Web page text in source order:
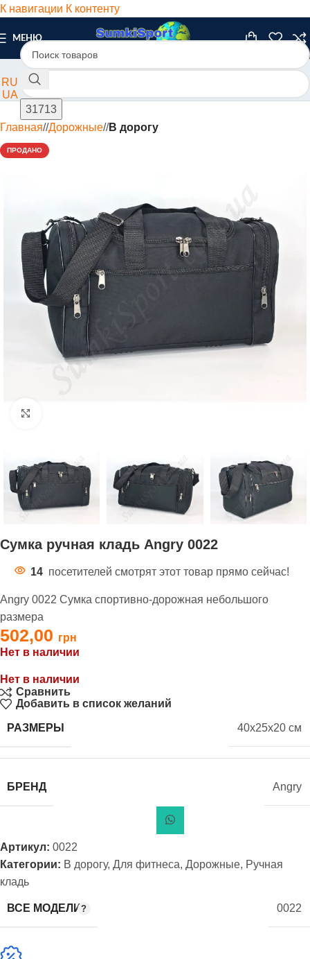
К навигации К контенту
МЕНЮ
RU
UA
Главная/ Дорожные/ В дорогу
ПРОДАНО
Сумка ручная кладь Angry 0022
14 посетителей смотрят этот товар прямо сейчас!
Angry 0022 Сумка спортивно-дорожная небольшого
размера
502,00
Нет в наличии
Нет в наличии
Сравнить
Добавить в список желаний
РАЗМЕРЫ 40x25x20 см
БРЕНД Angry
Артикул: 0022
Категории: В дорогу, Для фитнеса, Дорожные, Ручная
кладь
ВСЕ МОДЕЛИ 0022